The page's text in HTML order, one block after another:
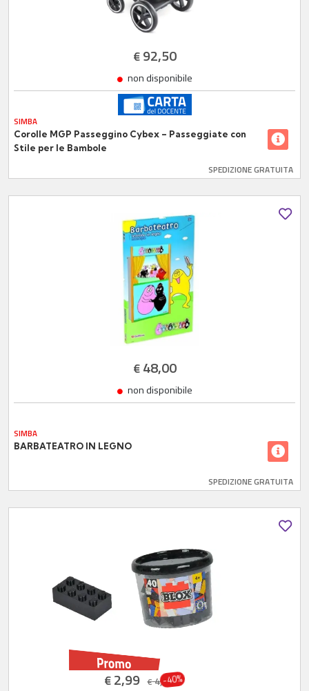
€92,50
non disponibile
SIMBA
Corolle MGP Passeggino Cybex – Passeggiate con
Stile per le Bambole
SPEDIZIONE GRATUITA
€48,00
non disponibile
SIMBA
BARBATEATRO IN LEGNO
SPEDIZIONE GRATUITA
€2,99 €4,99